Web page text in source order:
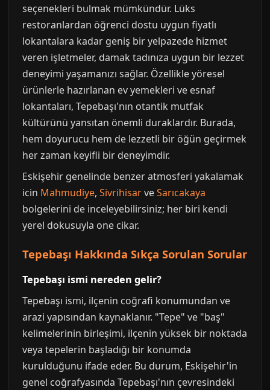
seçenekleri bulmak mümkündür. Lüks
restoranlardan öğrenci dostu uygun fiyatlı
lokantalara kadar geniş bir yelpazede hizmet
veren işletmeler, damak tadınıza uygun bir lezzet
deneyimi yaşamanızı sağlar. Özellikle yöresel
ürünlerle hazırlanan ev yemekleri ve esnaf
lokantaları, Tepebaşı'nın otantik mutfak
kültürünü yansıtan önemli duraklardır. Burada,
hem doyurucu hem de lezzetli bir öğün geçirmek
her zaman keyifli bir deneyimdir.
Eskişehir genelinde benzer atmosferi yakalamak
icin Mahmudiye, SivrihisarveSarıcakaya
bolgelerini de inceleyebilirsiniz; her biri kendi
yerel dokusuyla one cikar.
Tepebaşı Hakkında Sıkça Sorulan Sorular
Tepebaşı ismi nereden gelir?
Tepebaşı ismi, ilçenin coğrafi konumundan ve
arazi yapısından kaynaklanır. "Tepe" ve "baş"
kelimelerinin birleşimi, ilçenin yüksek bir noktada
veya tepelerin başladığı bir konumda
kurulduğunu ifade eder. Bu durum, Eskişehir'in
genel coğrafyasında Tepebaşı'nın çevresindeki